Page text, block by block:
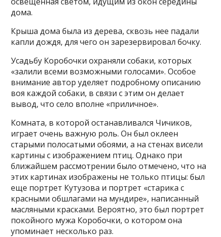
дома.
Крыша дома была из дерева, сквозь нее падали
капли дождя, для чего он зарезервировал бочку.
Усадьбу Коробочки охраняли собаки, которых
«залили всеми возможными голосами». Особое
внимание автор уделяет подробному описанию
воя каждой собаки, в связи с этим он делает
вывод, что село вполне «приличное».
Комната, в которой останавливался Чичиков,
играет очень важную роль. Он был оклеен
старыми полосатыми обоями, а на стенах висели
картины с изображением птиц. Однако при
ближайшем рассмотрении было отмечено, что на
этих картинах изображены не только птицы: был
еще портрет Кутузова и портрет «старика с
красными обшлагами на мундире», написанный
масляными красками. Вероятно, это был портрет
покойного мужа Коробочки, о котором она
упоминает несколько раз.